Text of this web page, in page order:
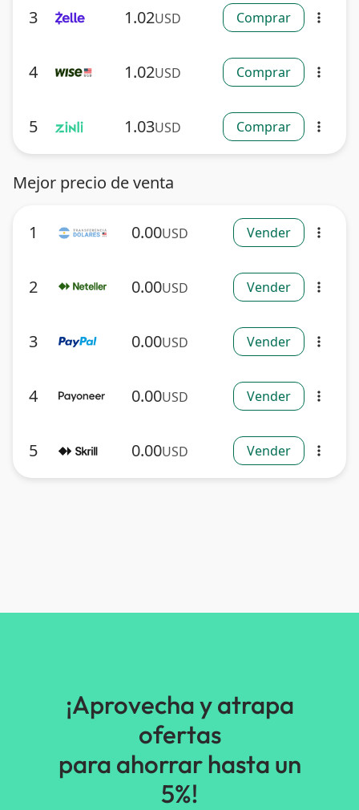
3 1.02USD Comprar more_vert
4 1.02USD Comprar more_vert
5 1.03USD Comprar more_vert
Mejor precio de venta
1 0.00USD Vender more_vert
2 0.00USD Vender more_vert
3 0.00USD Vender more_vert
4 0.00USD Vender more_vert
5 0.00USD Vender more_vert
¡Aprovecha y atrapa
ofertas
para ahorrar hasta un
5%!